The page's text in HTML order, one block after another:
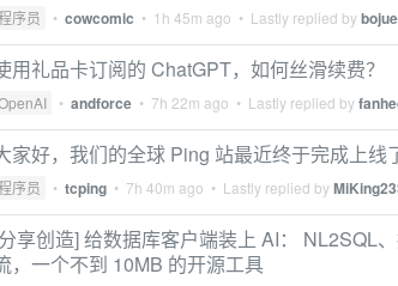
序员 • cowcomic • 1h 45m ago • Lastly replied bybojue
用礼品卡订阅的 ChatGPT，如何丝滑续费？
• andforce • 7h 22m ago • Lastly replied by
家好，我们的全球 Ping 站最近终于完成上线
序员 • tcping • 7h 40m ago • Lastly replied by
享创造] 给数据库客户端装上 AI： NL2SQL
，一个不到 10MB 的开源工具